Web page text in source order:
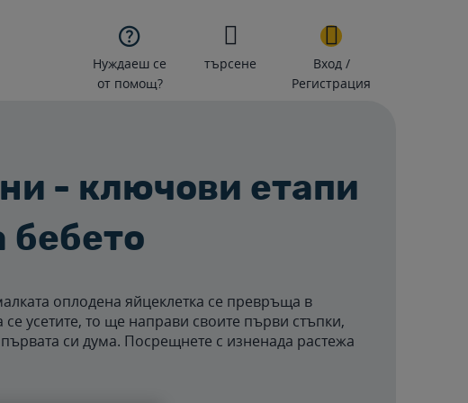

Нуждаеш се
от помощ?
търсене
Вход /
Регистрация
- ключови етапи
бебето
оплодена яйцеклетка се превръща в
усетите, то ще направи своите първи стъпки,
си дума. Посрещнете с изненада растежа